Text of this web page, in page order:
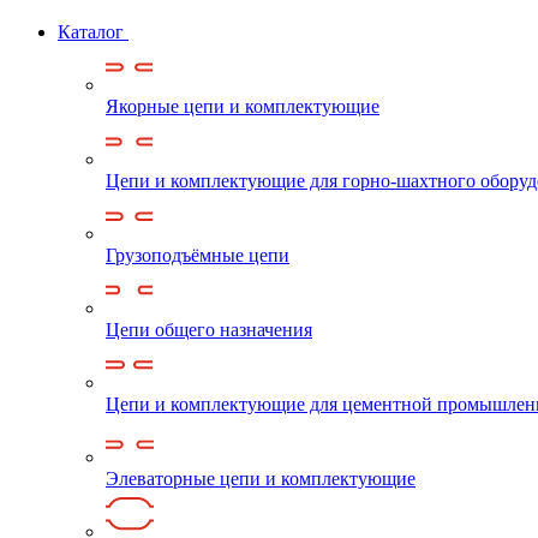
Каталог
Якорные цепи и комплектующие
Цепи и комплектующие для горно-шахтного
Грузоподъёмные цепи
Цепи общего назначения
Цепи и комплектующие для цементной
Элеваторные цепи и комплектующие